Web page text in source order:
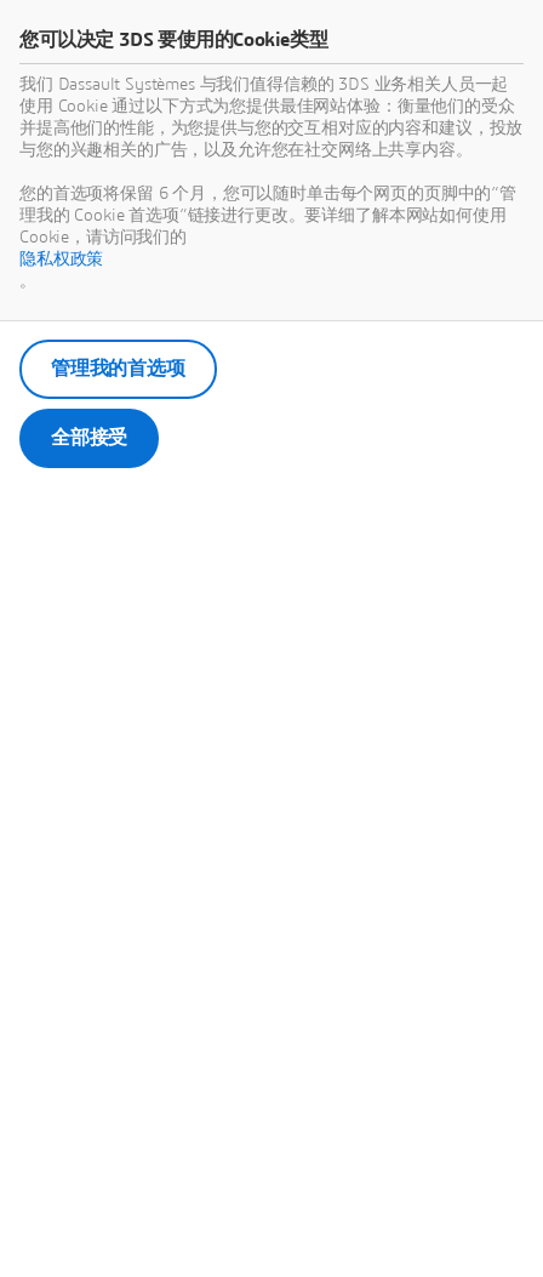
您可以决定 3DS 要使用的Cookie类型
我们 Dassault Systèmes 与我们值得信赖的 3DS 业务相关人员一起
使用 Cookie 通过以下方式为您提供最佳网站体验：衡量他们的受众
并提高他们的性能，为您提供与您的交互相对应的内容和建议，投放
与您的兴趣相关的广告，以及允许您在社交网络上共享内容。
您的首选项将保留 6 个月，您可以随时单击每个网页的页脚中的“管
理我的 Cookie 首选项”链接进行更改。要详细了解本网站如何使用
Cookie，请访问我们的
隐私权政策
。
全部接受
管理我的首选项